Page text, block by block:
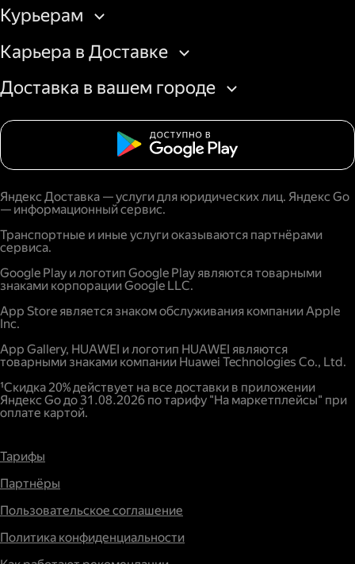
товаров со склада площадки или
передайте курьеру штрихкод/QR-код на
получение из пункта выдачи.
Курьерам
Карьера в Доставке
Доставка в вашем городе
Яндекс Доставка — услуги для юридических лиц. Яндекс Go
— информационный сервис.
Транспортные и иные услуги оказываются партнёрами
сервиса.
Google Play и логотип Google Play являются товарными
знаками корпорации Google LLC.
App Store является знаком обслуживания компании Apple
Inc.
App Gallery, HUAWEI и логотип HUAWEI являются
товарными знаками компании Huawei Technologies Co., Ltd.
¹Скидка 20% действует на все доставки в приложении
Яндекс Go до 31.08.2026 по тарифу "На маркетплейсы" при
оплате картой.
Тарифы
Партнёры
Пользовательское соглашение
Политика конфиденциальности